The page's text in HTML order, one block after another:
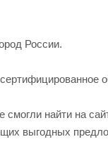
России.
смогли найти на
выгодных